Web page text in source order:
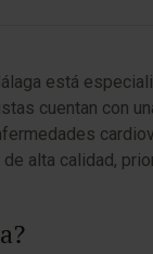
está
cuentan con
alta calidad,